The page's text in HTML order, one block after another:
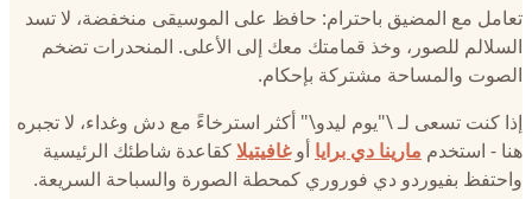
تعامل مع المضيق باحترام: حافظ على الموسيقى منخفضة، لا تسد
السلالم للصور، وخذ قمامتك معك إلى الأعلى. المنحدرات تضخم
الصوت والمساحة مشتركة بإحكام.
إذا كنت تسعى لـ \"يوم ليدو\" أكثر استرخاءً مع دش وغداء، لا تجبره
هنا - استخدم مارينا دي برايا أوغافيتيلاكقاعدة شاطئك الرئيسية
واحتفظ بفيوردو دي فوروري كمحطة الصورة والسباحة السريعة.